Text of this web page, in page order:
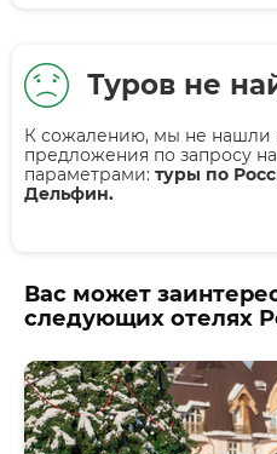
Туров не
К сожалению, мы не нашли
предложения по запросу
параметрами: туры по
Дельфин.
Вас может
следующих отелях